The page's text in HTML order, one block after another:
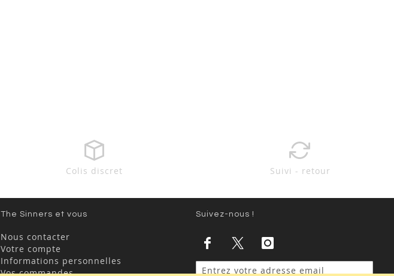
Colis discret Suivi - retour
The Sinners et vous
Nous contacter
Votre compte
Informations personnelles
Vos commandes
Suivez-nous !